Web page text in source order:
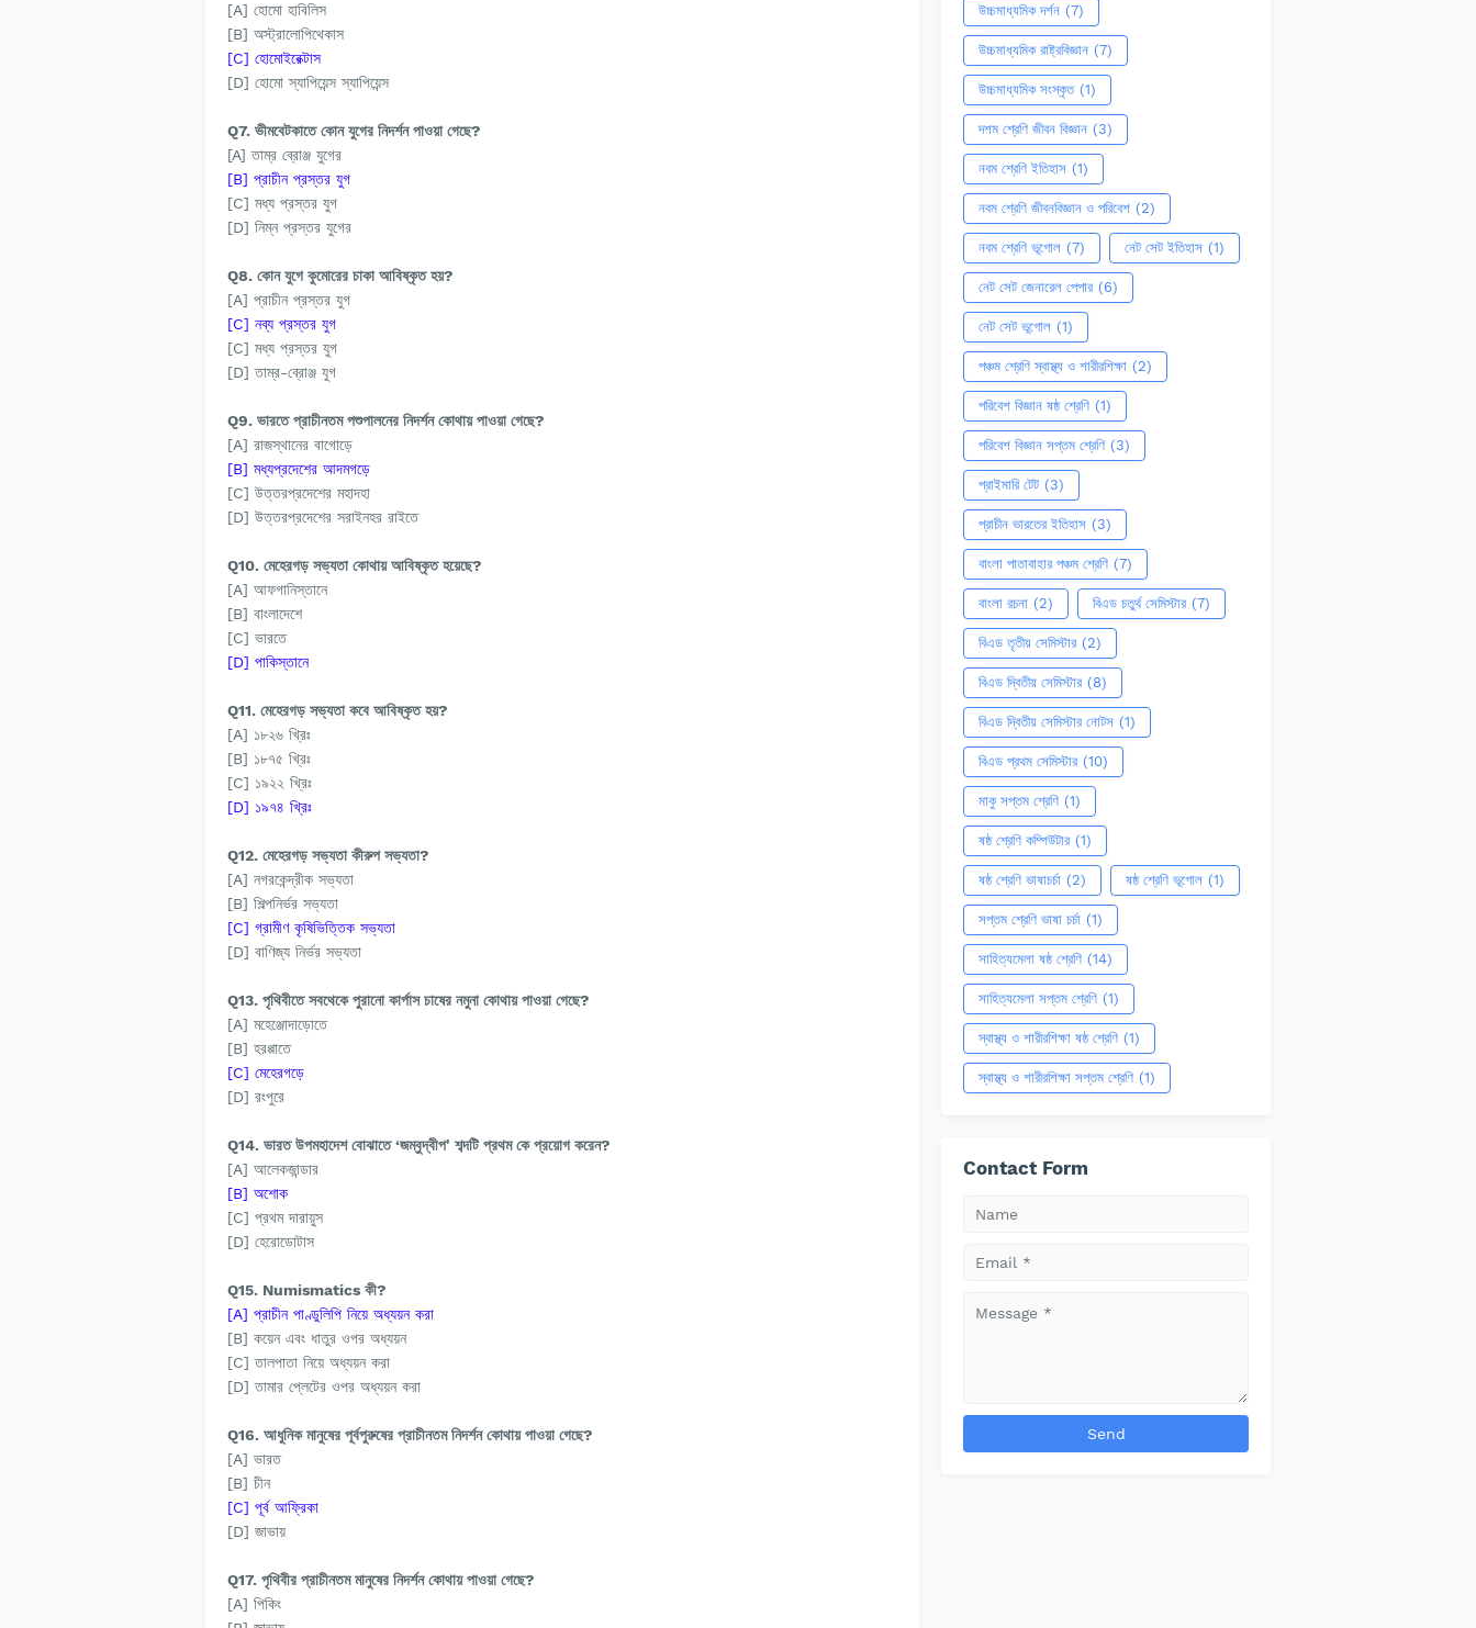
[A] হোমো হাবিলিস
[B] অস্ট্রালোপিথেকাস
[C] হোমোইরেক্টাস
[D] হোমো স্যাপিয়েন্স স্যাপিয়েন্স
Q7. ভীমবেটকাতে কোন যুগের নিদর্শন পাওয়া গেছে?
[A] তাম্র ব্রোঞ্জ যুগের
[B] প্রাচীন প্রস্তর যুগ
[C] মধ্য প্রস্তর যুগ
[D] নিম্ন প্রস্তর যুগের
Q8. কোন যুগে কুমোরের চাকা আবিষ্কৃত হয়?
[A] প্রাচীন প্রস্তর যুগ
[C] নব্য প্রস্তর যুগ
[C] মধ্য প্রস্তর যুগ
[D] তাম্র-ব্রোঞ্জ যুগ
Q9. ভারতে প্রাচীনতম পশুপালনের নিদর্শন কোথায় পাওয়া গেছে?
[A] রাজস্থানের বাগোড়ে
[B] মধ্যপ্রদেশের আদমগড়ে
[C] উত্তরপ্রদেশের মহাদহা
[D] উত্তরপ্রদেশের সরাইনহর রাইতে
Q10. মেহেরগড় সভ্যতা কোথায় আবিষ্কৃত হয়েছে?
[A] আফগানিস্তানে
[B] বাংলাদেশে
[C] ভারতে
[D] পাকিস্তানে
Q11. মেহেরগড় সভ্যতা কবে আবিষ্কৃত হয়?
[A] ১৮২৬ খ্রিঃ
[B] ১৮৭৫ খ্রিঃ
[C] ১৯২২ খ্রিঃ
[D] ১৯৭৪ খ্রিঃ
Q12. মেহেরগড় সভ্যতা কীরুপ সভ্যতা?
[A] নগরকেন্দ্রীক সভ্যতা
[B] শিল্পনির্ভর সভ্যতা
[C] গ্রামীণ কৃষিভিত্তিক সভ্যতা
[D] বাণিজ্য নির্ভর সভ্যতা
Q13. পৃথিবীতে সবথেকে পুরানো কার্পাস চাষের নমুনা কোথায় পাওয়া গেছে?
[A] মহেঞ্জোদাড়োতে
[B] হরপ্পাতে
[C] মেহেরগড়ে
[D] রংপুরে
Q14. ভারত উপমহাদেশ বোঝাতে ‘জম্বুদ্বীপ' শব্দটি প্রথম কে প্রয়োগ করেন?
[A] আলেকজান্ডার
[B] অশোক
[C] প্রথম দারায়ুস
[D] হেরোডোটাস
Q15. Numismatics কী?
[A] প্রাচীন পাণ্ডুলিপি নিয়ে অধ্যয়ন করা
[B] কয়েন এবং ধাতুর ওপর অধ্যয়ন
[C] তালপাতা নিয়ে অধ্যয়ন করা
[D] তামার প্লেটের ওপর অধ্যয়ন করা
Q16. আধুনিক মানুষের পূর্বপুরুষের প্রাচীনতম নিদর্শন কোথায় পাওয়া গেছে?
[A] ভারত
[B] চীন
[C] পূর্ব আফ্রিকা
[D] জাভায়
Q17. পৃথিবীর প্রাচীনতম মানুষের নিদর্শন কোথায় পাওয়া গেছে?
[A] পিকিং
উচ্চমাধ্যমিক দর্শন (7)
উচ্চমাধ্যমিক রাষ্ট্রবিজ্ঞান (7)
উচ্চমাধ্যমিক সংস্কৃত (1)
দশম শ্রেণি জীবন বিজ্ঞান (3)
নবম শ্রেণি ইতিহাস (1)
নবম শ্রেণি জীবনবিজ্ঞান ও পরিবেশ (2)
নবম শ্রেণি ভূগোল (7) নেট সেট ইতিহাস (1)
নেট সেট জেনারেল পেপার (6)
নেট সেট ভূগোল (1)
পঞ্চম শ্রেণি স্বাস্থ্য ও শারীরশিক্ষা (2)
পরিবেশ বিজ্ঞান ষষ্ঠ শ্রেণি (1)
পরিবেশ বিজ্ঞান সপ্তম শ্রেণি (3)
প্রাইমারি টেট (3)
প্রাচীন ভারতের ইতিহাস (3)
বাংলা পাতাবাহার পঞ্চম শ্রেণি (7)
বাংলা রচনা (2) বিএড চতুর্থ সেমিস্টার (7)
বিএড তৃতীয় সেমিস্টার (2)
বিএড দ্বিতীয় সেমিস্টার (8)
বিএড দ্বিতীয় সেমিস্টার নোটস (1)
বিএড প্রথম সেমিস্টার (10)
মাকু সপ্তম শ্রেণি (1)
ষষ্ঠ শ্রেণি কম্পিউটার (1)
ষষ্ঠ শ্রেণি ভাষাচর্চা (2) ষষ্ঠ শ্রেণি ভূগোল (1)
সপ্তম শ্রেণি ভাষা চর্চা (1)
সাহিত্যমেলা ষষ্ঠ শ্রেণি (14)
সাহিত্যমেলা সপ্তম শ্রেণি (1)
স্বাস্থ্য ও শারীরশিক্ষা ষষ্ঠ শ্রেণি (1)
স্বাস্থ্য ও শারীরশিক্ষা সপ্তম শ্রেণি (1)
Contact Form